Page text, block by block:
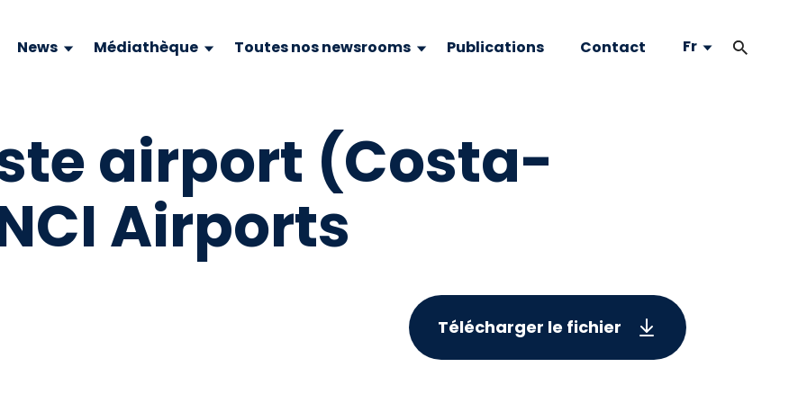
News Médiathèque Toutes nos newsrooms Publications Contact Fr
airport (Costa-
Airports
Télécharger le fichier